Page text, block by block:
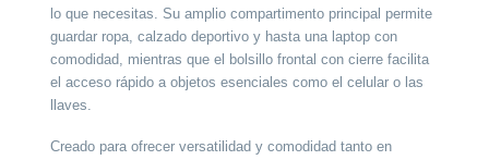
lo que necesitas. Su amplio compartimento principal permite
guardar ropa, calzado deportivo y hasta una laptop con
comodidad, mientras que el bolsillo frontal con cierre facilita
el acceso rápido a objetos esenciales como el celular o las
llaves.
Creado para ofrecer versatilidad y comodidad tanto en